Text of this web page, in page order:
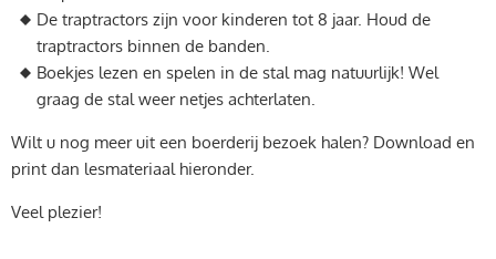
De traptractors zijn voor kinderen tot 8 jaar. Houd de
traptractors binnen de banden.
Boekjes lezen en spelen in de stal mag natuurlijk! Wel
graag de stal weer netjes achterlaten.
Wilt u nog meer uit een boerderij bezoek halen? Download en
print dan lesmateriaal hieronder.
Veel plezier!